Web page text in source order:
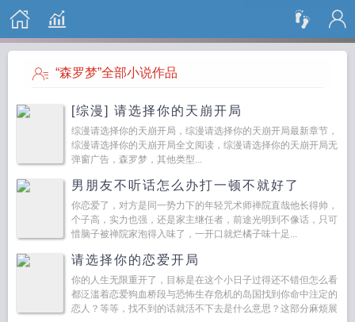
搜 索
“森罗梦”全部小说作品
[综漫] 请选择你的天崩开局
综漫请选择你的天崩开局，综漫请选择你的天崩开局最新章节，
综漫请选择你的天崩开局全文阅读，综漫请选择你的天崩开局无
弹窗广告，森罗梦，其他类型...
男朋友不听话怎么办打一顿不就好了
你恋爱了，对方是同一势力下的年轻咒术师禅院直哉他长得帅，
个子高，实力也强，还是家主继任者，前途光明到不像话，只可
惜脑子被禅院家泡得入味了，一开口就烂橘子味十足...
请选择你的恋爱开局
你的人生无限重开了，目标是在这个小日子过得还不错但怎么看
都泛滥着恋爱狗血桥段与恐怖生存危机的岛国找到你命中注定的
恋人？等等，找不到的话就活不下去是什么意思？这部分麻烦展